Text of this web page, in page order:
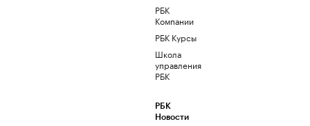
РБК
Компании
РБК Курсы
Школа
управления
РБК
РБК
Новости